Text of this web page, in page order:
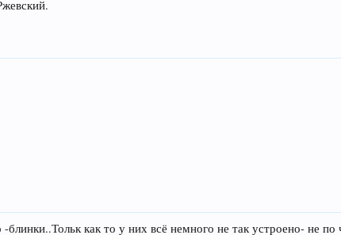
как то у них всё немного не так устроено- не по